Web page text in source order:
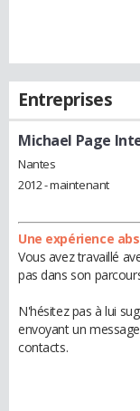
Entreprises
Michael Page
Nantes
2012 - maintenant
Une expérience
Vous avez travaillé
pas dans son
N'hésitez pas à lui
envoyant un
contacts.